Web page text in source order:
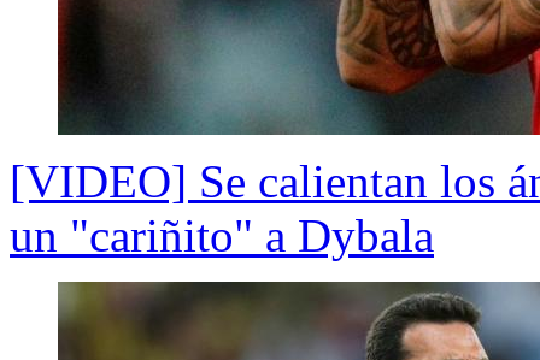
[VIDEO] Se calientan los
un "cariñito" a Dybala